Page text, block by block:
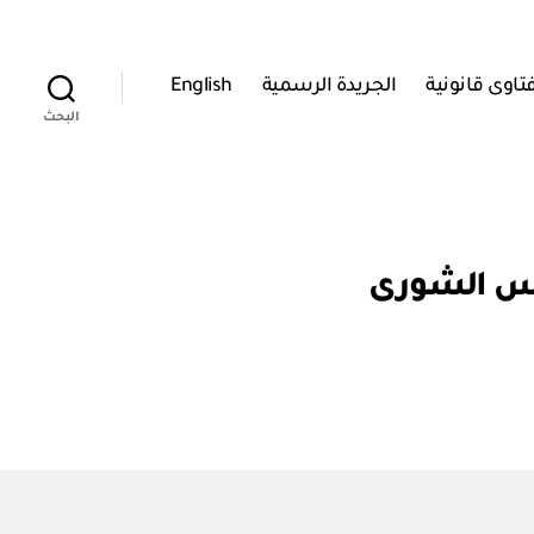
قانونية الجريدة الرسمية English
البحث